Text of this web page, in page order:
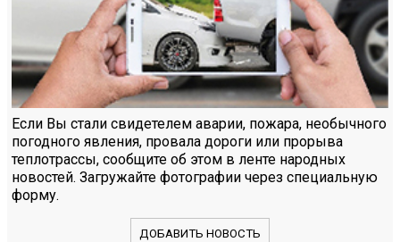
Если Вы стали свидетелем аварии, пожара, необычного
погодного явления, провала дороги или прорыва
теплотрассы, сообщите об этом в ленте народных
новостей. Загружайте фотографии через специальную
форму.
ДОБАВИТЬ НОВОСТЬ